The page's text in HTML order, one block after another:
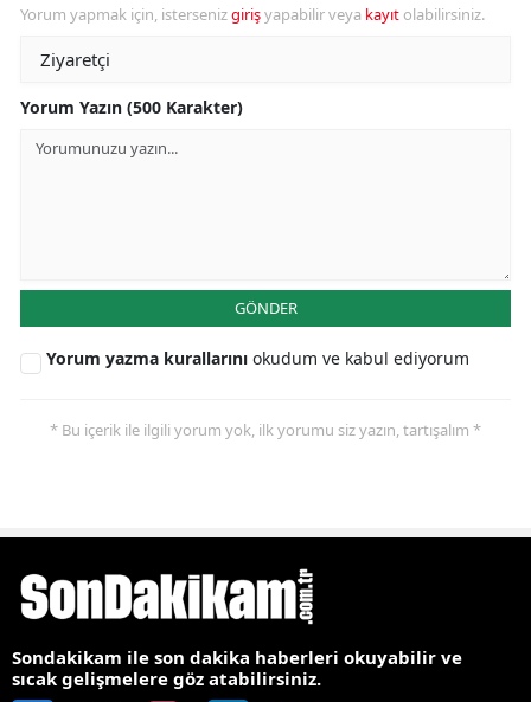
Yorum yapmak için, istersenizgirişyapabilir veya kayıt olabilirsiniz.
Yorum Yazın (500 Karakter)
GÖNDER
Yorum yazma kurallarını okudum ve kabul ediyorum
* Bu içerik ile ilgili yorum yok, ilk yorumu siz yazın, tartışalım *
Sondakikam ile son dakika haberleri okuyabilir ve
sıcak gelişmelere göz atabilirsiniz.